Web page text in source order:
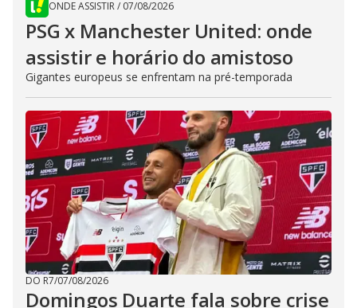
ONDE ASSISTIR/ 07/08/2026
PSG x Manchester United: onde
assistir e horário do amistoso
Gigantes europeus se enfrentam na pré-temporada
DO R7/07/08/2026
Domingos Duarte fala sobre crise